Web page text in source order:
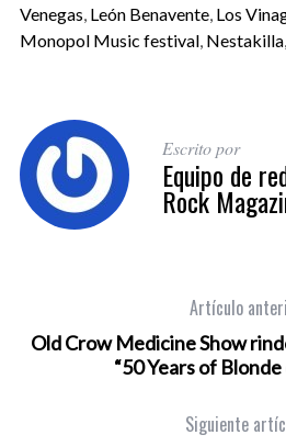
Venegas, León Benavente, Los
Monopol Music festival, Nestakilla,
Escrito por
Equipo de
Rock
Artículo
Old Crow Medicine Show
“50 Years of
Siguiente